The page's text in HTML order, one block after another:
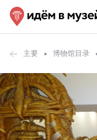
主要 博物馆目录